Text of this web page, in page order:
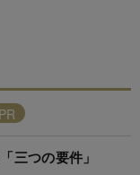
三つの要件」